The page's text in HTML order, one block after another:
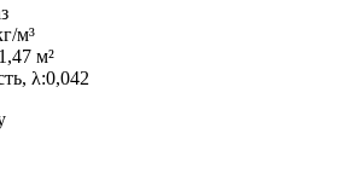
м³
м²
λ:0,042